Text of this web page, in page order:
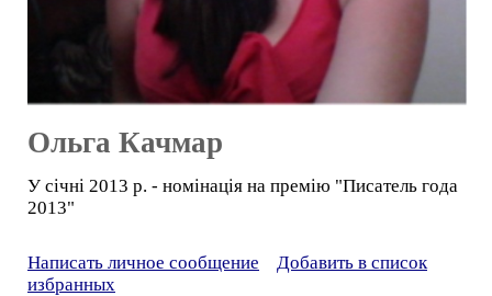
Ольга Качмар
У січні 2013 р. - номінація на премію "Писатель года
2013"
Написать личное сообщение
Добавить в список
избранных